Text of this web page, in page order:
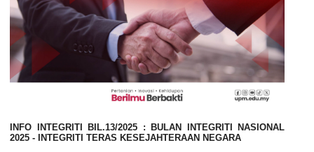
INFO INTEGRITI BIL.13/2025 : BULAN INTEGRITI NASIONAL
2025 - INTEGRITI TERAS KESEJAHTERAAN NEGARA